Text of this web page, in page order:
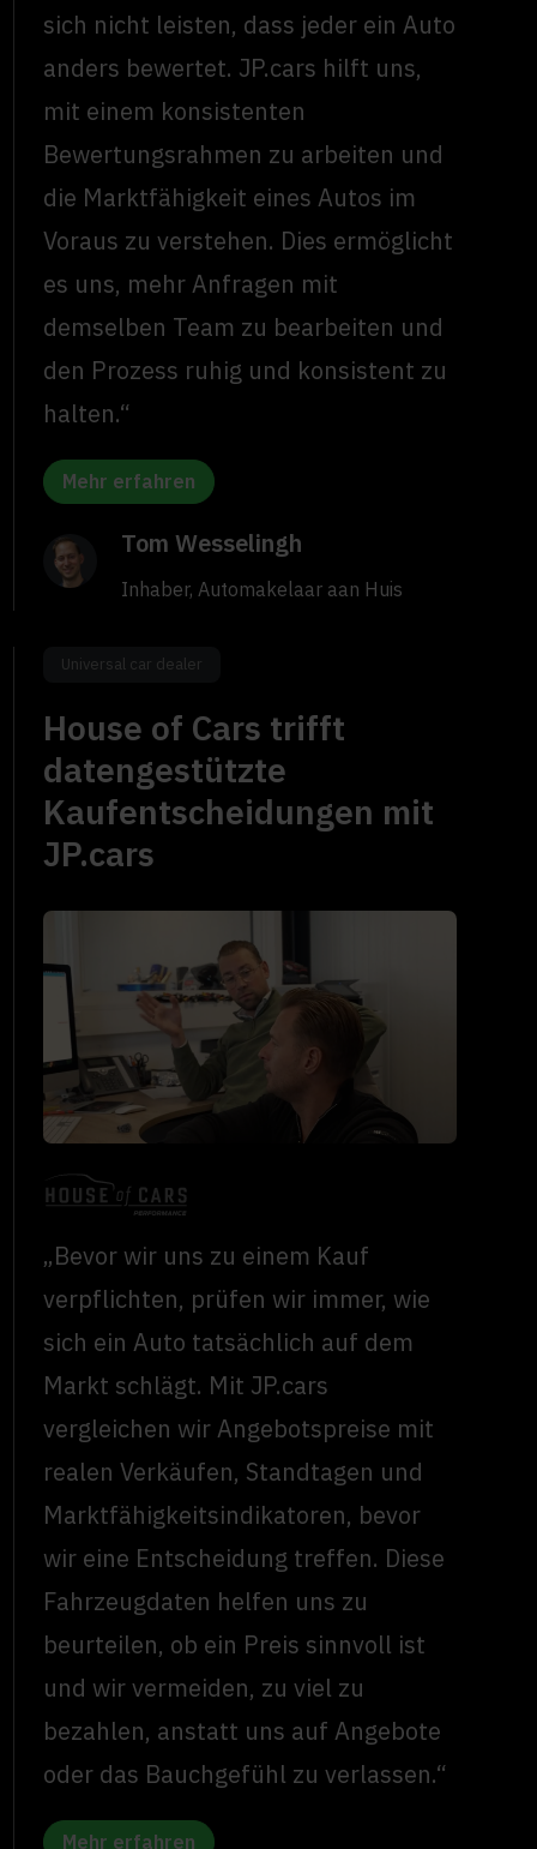
sich nicht leisten, dass jeder ein Auto
anders bewertet. JP.cars hilft uns,
mit einem konsistenten
Bewertungsrahmen zu arbeiten und
die Marktfähigkeit eines Autos im
Voraus zu verstehen. Dies ermöglicht
es uns, mehr Anfragen mit
demselben Team zu bearbeiten und
den Prozess ruhig und konsistent zu
halten.“
Mehr erfahren
Tom Wesselingh
Inhaber, Automakelaar aan Huis
Universal car dealer
House of Cars trifft
datengestützte
Kaufentscheidungen mit
JP.cars
„Bevor wir uns zu einem Kauf
verpflichten, prüfen wir immer, wie
sich ein Auto tatsächlich auf dem
Markt schlägt. Mit JP.cars
vergleichen wir Angebotspreise mit
realen Verkäufen, Standtagen und
Marktfähigkeitsindikatoren, bevor
wir eine Entscheidung treffen. Diese
Fahrzeugdaten helfen uns zu
beurteilen, ob ein Preis sinnvoll ist
und wir vermeiden, zu viel zu
bezahlen, anstatt uns auf Angebote
oder das Bauchgefühl zu verlassen.“
Mehr erfahren